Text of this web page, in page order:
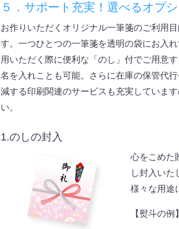
５．サポート充実！選べるオプ
お作りいただくオリジナル一筆箋のご利用
す。一つひとつの一筆箋を透明の袋にお入
用いただく際に便利な「のし」付でご用意
名を入れことも可能。さらに在庫の保管代
減する印刷関連のサービスも充実していま
い。
1.のしの封入
心をこめた
し封入いた
様々な用途
【熨斗の